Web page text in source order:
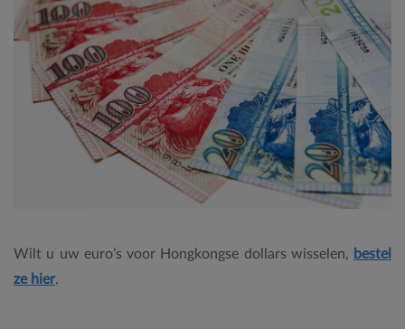
Wilt u uw euro’s voor Hongkongse dollars wisselen, bestel
ze hier.